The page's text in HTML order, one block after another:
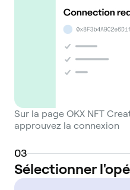
Sur la page OKX NFT
approuvez la connexion
03
Sélectionner